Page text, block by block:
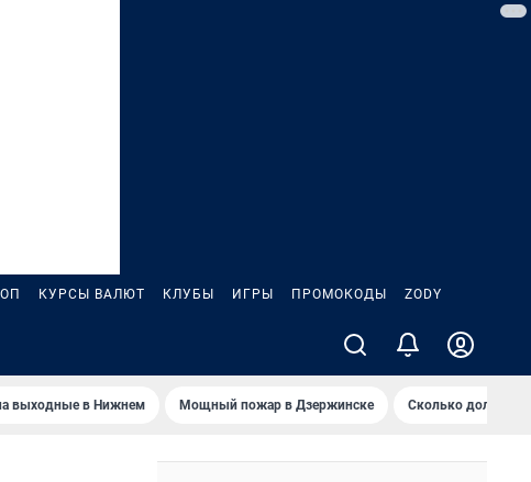
КУРСЫ ВАЛЮТ КЛУБЫ ИГРЫ ПРОМОКОДЫ ZODY
выходные в Нижнем Мощный пожар в Дзержинске Сколько должен